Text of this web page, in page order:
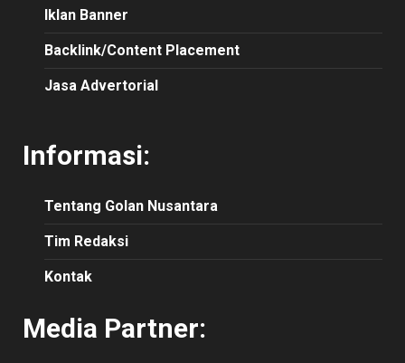
Iklan Banner
Backlink/Content Placement
Jasa Advertorial
Informasi:
Tentang Golan Nusantara
Tim Redaksi
Kontak
Media Partner: